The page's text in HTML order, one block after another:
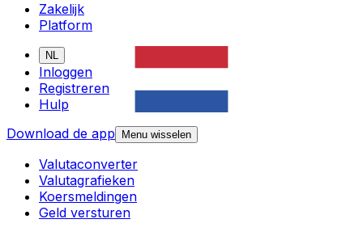
Zakelijk
Platform
NL
Inloggen
Registreren
Hulp
Download de app
Menu wisselen
Valutaconverter
Valutagrafieken
Koersmeldingen
Geld versturen